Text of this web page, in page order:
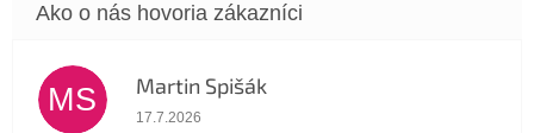
MS Martin Spišák
Hodnotenie obchodu je 5 z 5 hviezdičiek.
17.7.2026